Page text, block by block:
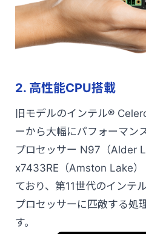
2. 高性能CPU搭載
旧モデルのインテル®
ーから大幅にパフォーマン
プロセッサー N97（Alder
x7433RE（Amston Lake）
ており、第11世代のインテ
プロセッサーに匹敵する処
す。